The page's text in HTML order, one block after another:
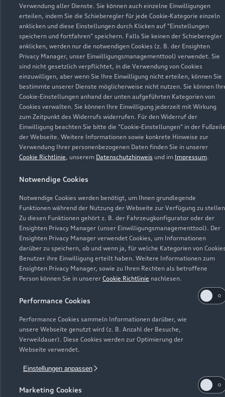
Verwendung aller Dienste. Sie können auch einzelne Einwilligungen
erteilen, indem Sie die Schieberegler für jede Cookie-Kategorie einzeln
anklicken und diese Einstellungen durch Klicken auf "Einstellungen
speichern und fortfahren" speichern. Falls Sie keinen der Schieberegler
anklicken, werden nur die notwendigen Cookies (z. B. der Ensighten
Privacy Manager, unser Einwilligungsmanagementtool) verwendet. Sie
sind nicht gesetzlich verpflichtet, in die Verwendung von Cookies
einzuwilligen, aber wenn Sie Ihre Einwilligung nicht erteilen, können Sie
bestimmte unserer Dienste möglicherweise nicht nutzen. Sie können
Cookie-Einstellungen anhand der unten aufgeführten Kategorien von
Cookies verwalten. Sie können Ihre Einwilligung jederzeit mit Wirkung
zum Zeitpunkt des Widerrufs widerrufen. Für den Widerruf der
Einwilligung beachten Sie bitte die "Cookie-Einstellungen" in der
der Webseite. Weitere Informationen sowie konkrete Hinweise zur
Verwendung Ihrer personenbezogenen Daten finden Sie in unserer
Cookie Richtlinie, unserem Datenschutzhinweis und im Impressum.
Notwendige Cookies
Notwendige Cookies werden benötigt, um Ihnen grundlegende
Funktionen während der Nutzung der Webseite zur Verfügung zu
Zu diesen Funktionen gehört z. B. der Fahrzeugkonfigurator oder der
Ensighten Privacy Manager (unser Einwilligungsmanagementtool). Der
Ensighten Privacy Manager verwendet Cookies, um Informationen
darüber zu speichern, ob und wenn ja, für welche Kategorien von
Benutzer ihre Einwilligung erteilt haben. Weitere Informationen zum
Ensighten Privacy Manager, sowie zu Ihren Rechten als betroffene
Person können Sie in unserer Cookie Richtlinie nachlesen.
Performance Cookies
Performance Cookies sammeln Informationen darüber, wie
unsere Webseite genutzt wird (z. B. Anzahl der Besuche,
Verweildauer). Diese Cookies werden zur Optimierung der
Webseite verwendet.
Einstellungen anpassen
Marketing Cookies
Verkauf
Geschlossen,öffnet amFreitag 08:00
Zurück nach oben
Modelle
Modelle vergleichen
Elektromodelle
Plug-in-Hybride
Kaufen & leasen
Gebrauchtwagen
Finanzierung
Aktionen & Angebote
Geschäftskunden
Saisonale Angebote
Audi Services
Garantie
Audi digital services
myAudi
Support
Kundenservice
Händlersuche
Audi Code
Online-Terminvereinbarung
Servicekontakt
Bordbuch & Bedienungsanleitungen
Verträge kündigen
Über Audi
Unternehmen
Karriere
Investor Relations
Presse & Media Center
Datenschutz
Impressum Rechtliches
Hinweisgebersystem
Datenschutzinformation
Cookie-Einstellungen
Cookie-Richtlinie
Digital Services Act
EU Data Act